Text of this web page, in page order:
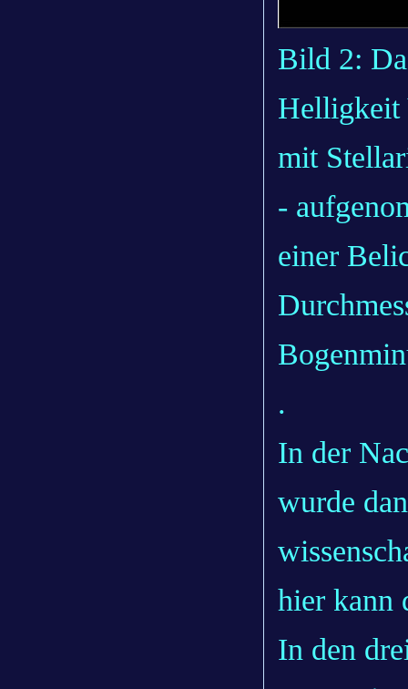
Bild 2:
Helligkeit
mit
-
einer
.
In der
wurde
hier kann
In den